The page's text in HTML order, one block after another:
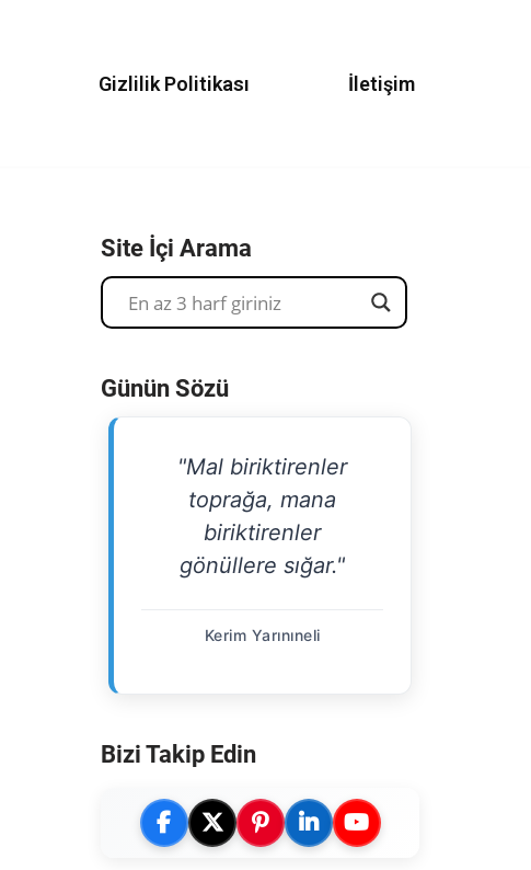
Gizlilik Politikası İletişim
Site İçi Arama
Günün Sözü
"Mal biriktirenler
toprağa, mana
biriktirenler
gönüllere sığar."
Kerim Yarınıneli
Bizi Takip Edin